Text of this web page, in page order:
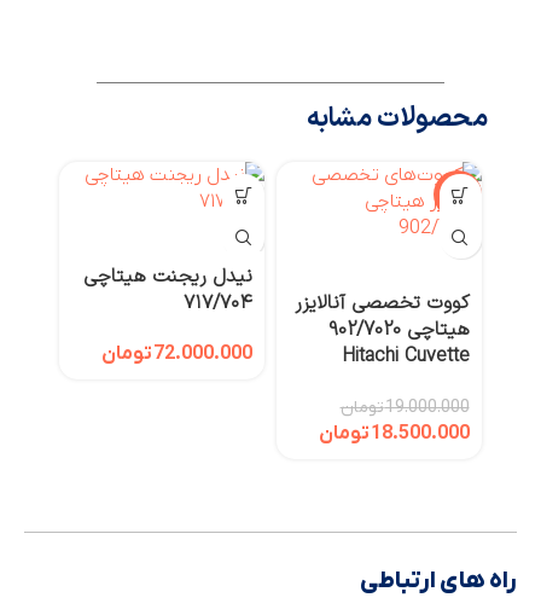
محصولات مشابه
-3%
کووت‌ تخصصی آنالایزر
هیتاچی 902/7020
Hitachi Cuvette
19.000.000تومان
18.500.000تومان
نیدل ریجنت هیتاچی
۷۱۷/۷۰۴
72.000.000تومان
راه های ارتباطی